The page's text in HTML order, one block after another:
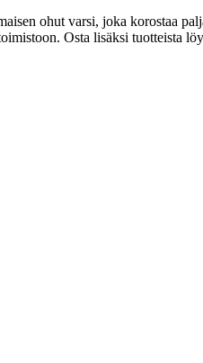
ohut varsi, joka korostaa
Osta lisäksi tuotteista